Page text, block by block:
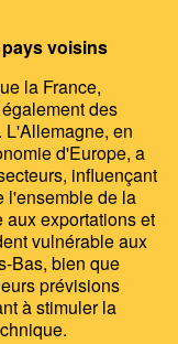
voisins
la France,
des
en
d'Europe, a
influençant
l'ensemble de la
exportations et
vulnérable aux
Bas, bien que
prévisions
à stimuler la